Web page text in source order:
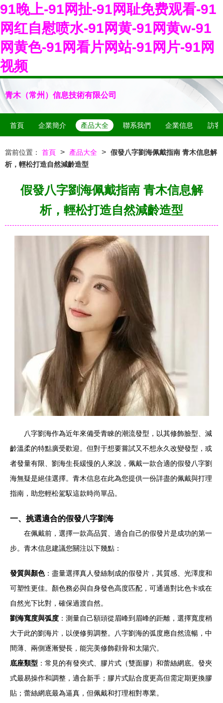
91晚上-91网扯-91网耻免费观看-91
网红自慰喷水-91网黄-91网黄w-91
网黄色-91网看片网站-91网片-91网
视频
青木（常州）信息技術有限公司
首頁 企業簡介 產品大全 聯系我們 企業信息 訪客
當前位置： 首頁 > 產品大全 > 假發八字劉海佩戴指南 青木信息解
析，輕松打造自然減齡造型
假發八字劉海佩戴指南 青木信息解
析，輕松打造自然減齡造型
八字劉海作為近年來備受青睞的潮流發型，以其修飾臉型、減
齡溫柔的特點廣受歡迎。但對于想要嘗試又不想永久改變發型，或
者發量有限、劉海生長緩慢的人來說，佩戴一款合適的假發八字劉
海無疑是絕佳選擇。青木信息在此為您提供一份詳盡的佩戴與打理
指南，助您輕松駕馭這款時尚單品。
一、挑選適合的假發八字劉海
在佩戴前，選擇一款高品質、適合自己的假發片是成功的第一
步。青木信息建議您關注以下幾點：
發質與顏色：盡量選擇真人發絲制成的假發片，其質感、光澤度和
可塑性更佳。顏色務必與自身發色高度匹配，可通過對比色卡或在
自然光下比對，確保過渡自然。
劉海寬度與弧度 ：測量自己額頭從眉峰到眉峰的距離，選擇寬度稍
大于此的劉海片，以便修剪調整。八字劉海的弧度應自然流暢，中
間薄、兩側逐漸變長，能完美修飾顴骨和太陽穴。
底座類型 ：常見的有發夾式、膠片式（雙面膠）和蕾絲網底。發夾
式最易操作和調整，適合新手；膠片式貼合度更高但需定期更換膠
貼；蕾絲網底最為逼真，但佩戴和打理相對專業。